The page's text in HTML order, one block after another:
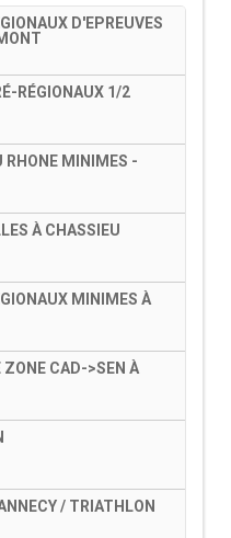
D'EPREUVES
RÉGIONAUX 1/2
RHONE MINIMES -
À CHASSIEU
MINIMES À
CAD->SEN À
/ TRIATHLON